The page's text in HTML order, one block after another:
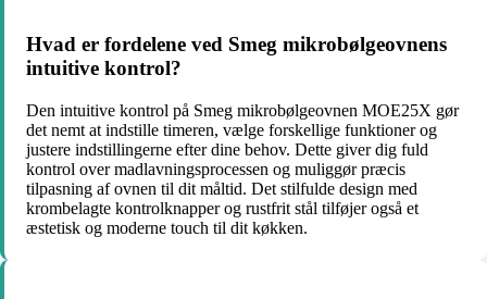
Hvad er fordelene ved Smeg mikrobølgeovnens
intuitive kontrol?
Den intuitive kontrol på Smeg mikrobølgeovnen MOE25X gør
det nemt at indstille timeren, vælge forskellige funktioner og
justere indstillingerne efter dine behov. Dette giver dig fuld
kontrol over madlavningsprocessen og muliggør præcis
tilpasning af ovnen til dit måltid. Det stilfulde design med
krombelagte kontrolknapper og rustfrit stål tilføjer også et
æstetisk og moderne touch til dit køkken.